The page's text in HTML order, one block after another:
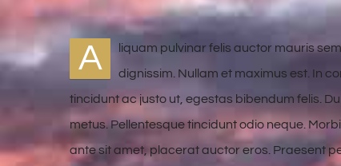
A
liquam pulvinar felis auctor mauris
dignissim. Nullam et maximus est. In
tincidunt ac justo ut, egestas bibendum felis.
metus. Pellentesque tincidunt odio neque.
ante sit amet, placerat auctor eros. Praesent